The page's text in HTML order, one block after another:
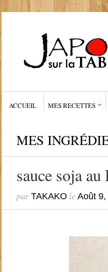
ACCUEIL MES RECETTES
MES
sauce soja
par TAKAKO le Août 9,